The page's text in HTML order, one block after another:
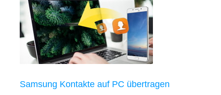
Samsung Kontakte auf PC übertragen